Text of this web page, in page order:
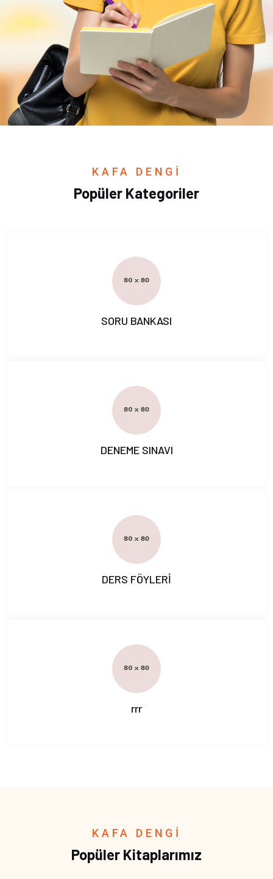
KAFA DENGİ
Popüler Kategoriler
SORU BANKASI
DENEME SINAVI
DERS FÖYLERİ
rrr
KAFA DENGİ
Popüler Kitaplarımız